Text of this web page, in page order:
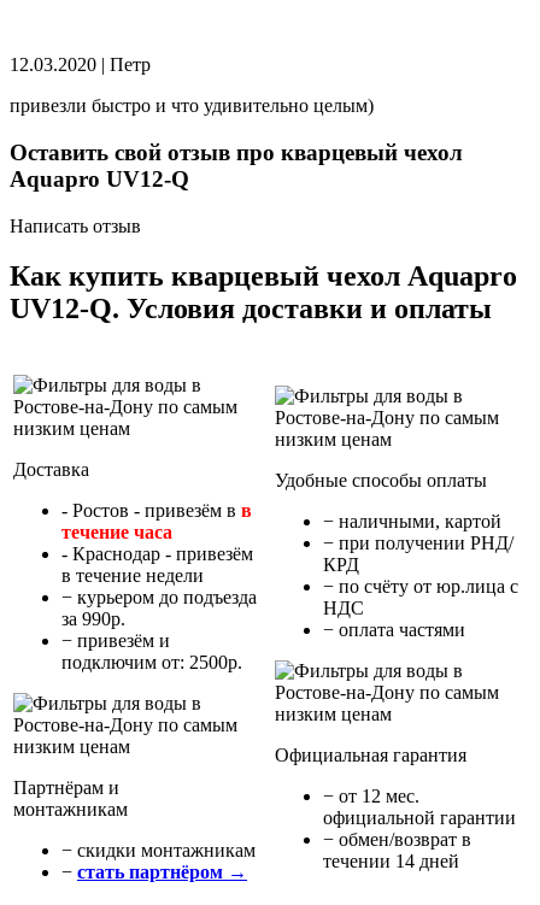
12.03.2020 | Петр
привезли быстро и что удивительно целым)
Оставить свой отзыв про кварцевый чехол
Aquapro UV12-Q
Написать отзыв
Как купить кварцевый чехол Aquapro
UV12-Q. Условия доставки и оплаты
Доставка
- Ростов - привезём в в
течение часа
- Краснодар - привезём
в течение недели
− курьером до подъезда
за 990р.
− привезём и
подключим от: 2500р.
Партнёрам и
монтажникам
− cкидки монтажникам
− стать партнёром →
Удобные способы оплаты
− наличными, картой
− при получении РНД/
КРД
− по счёту от юр.лица с
НДС
− оплата частями
Официальная гарантия
− от 12 мес.
официальной гарантии
− обмен/возврат в
течении 14 дней